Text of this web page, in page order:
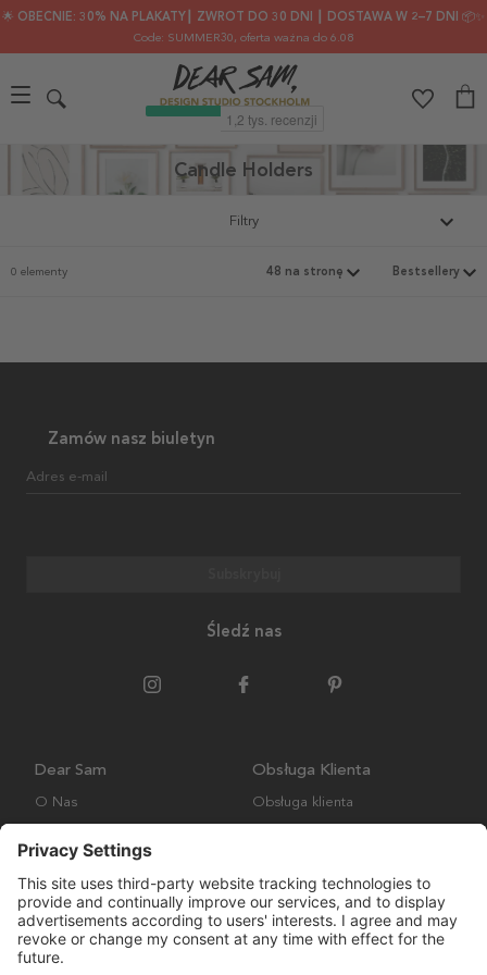
🌟 OBECNIE: 30% NA PLAKATY┃ ZWROT DO 30 DNI ┃ DOSTAWA W 2–7 DNI 📦✨
Code: SUMMER30, oferta ważna do 6.08
Candle Holders
Filtry
0 elementy
Zamów nasz biuletyn
Adres e-mail
Śledź nas
Dear Sam
O Nas
Obsługa Klienta
Obsługa klienta
Wysyłka i Dostawa